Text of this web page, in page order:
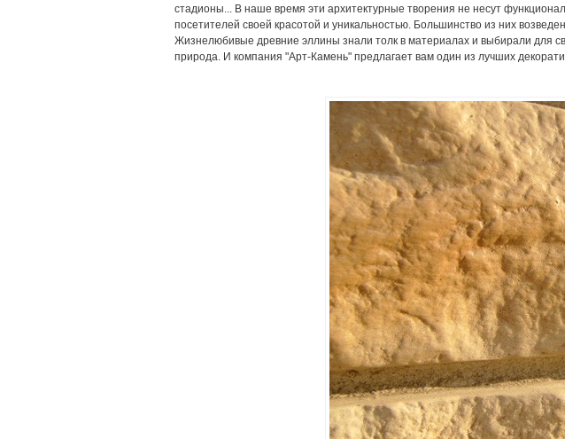
стадионы... В наше время эти архитектурные творения не несут
посетителей своей красотой и уникальностью. Большинство из них
Жизнелюбивые древние эллины знали толк в материалах и выбирали для
природа. И компания "Арт-Камень" предлагает вам один из лучших